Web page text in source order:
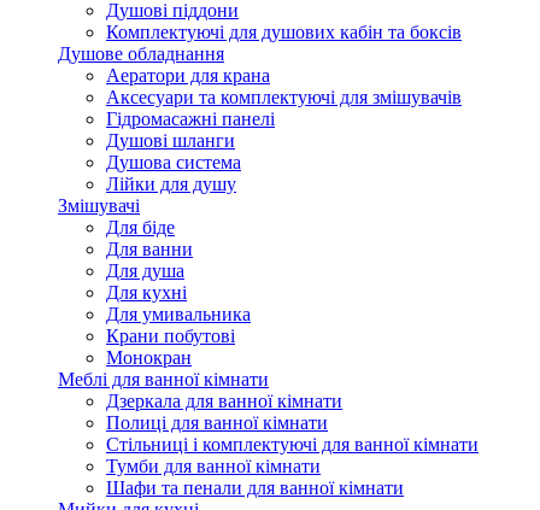
Душові піддони
Комплектуючі для душових кабін та боксів
Душове обладнання
Аератори для крана
Аксесуари та комплектуючі для змішувачів
Гідромасажні панелі
Душові шланги
Душова система
Лійки для душу
Змішувачі
Для біде
Для ванни
Для душа
Для кухні
Для умивальника
Крани побутові
Монокран
Меблі для ванної кімнати
Дзеркала для ванної кімнати
Полиці для ванної кімнати
Стільниці і комплектуючі для ванної кімнати
Тумби для ванної кімнати
Шафи та пенали для ванної кімнати